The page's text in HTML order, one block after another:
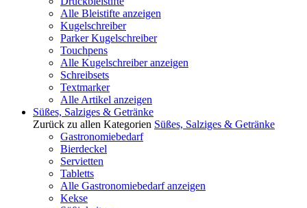
Alle Bleistifte anzeigen
Kugelschreiber
Parker Kugelschreiber
Touchpens
Alle Kugelschreiber anzeigen
Schreibsets
Textmarker
Alle Artikel anzeigen
Süßes, Salziges & Getränke
Zurück zu allen Kategorien Süßes, Salziges & Getränke
Gastronomiebedarf
Bierdeckel
Servietten
Tabletts
Alle Gastronomiebedarf anzeigen
Kekse